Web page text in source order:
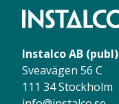
Instalco AB (publ)
Sveavägen 56 C
111 34 Stockholm